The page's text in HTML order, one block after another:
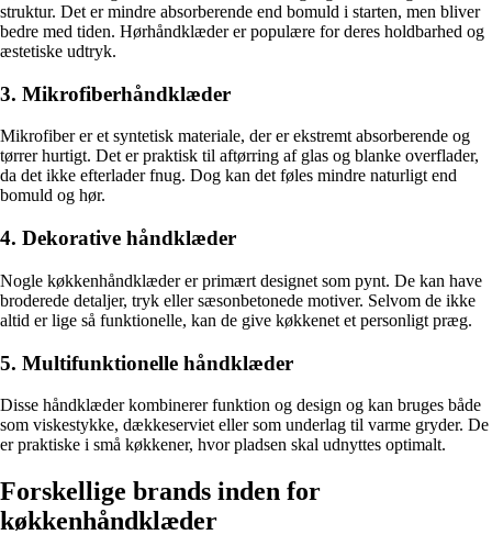
struktur. Det er mindre absorberende end bomuld i starten, men bliver
bedre med tiden. Hørhåndklæder er populære for deres holdbarhed og
æstetiske udtryk.
3. Mikrofiberhåndklæder
Mikrofiber er et syntetisk materiale, der er ekstremt absorberende og
tørrer hurtigt. Det er praktisk til aftørring af glas og blanke overflader,
da det ikke efterlader fnug. Dog kan det føles mindre naturligt end
bomuld og hør.
4. Dekorative håndklæder
Nogle køkkenhåndklæder er primært designet som pynt. De kan have
broderede detaljer, tryk eller sæsonbetonede motiver. Selvom de ikke
altid er lige så funktionelle, kan de give køkkenet et personligt præg.
5. Multifunktionelle håndklæder
Disse håndklæder kombinerer funktion og design og kan bruges både
som viskestykke, dækkeserviet eller som underlag til varme gryder. De
er praktiske i små køkkener, hvor pladsen skal udnyttes optimalt.
Forskellige brands inden for
køkkenhåndklæder